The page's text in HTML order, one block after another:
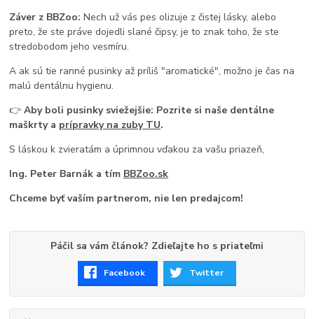
Záver z BBZoo: Nech už vás pes olizuje z čistej lásky, alebo
preto, že ste práve dojedli slané čipsy, je to znak toho, že ste
stredobodom jeho vesmíru.
A ak sú tie ranné pusinky až príliš "aromatické", možno je čas na
malú dentálnu hygienu.
👉Aby boli pusinky sviežejšie: Pozrite si naše dentálne
maškrty a prípravky na zuby TU.
S láskou k zvieratám a úprimnou vďakou za vašu priazeň,
Ing. Peter Barnák a tím BBZoo.sk
Chceme byť vaším partnerom, nie len predajcom!
Páčil sa vám článok? Zdieľajte ho s priateľmi
Facebook Twitter